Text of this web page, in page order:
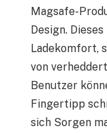
Magsafe-
Design.
Ladekomfort,
von
Benutzer
Fingertipp
sich Sorgen